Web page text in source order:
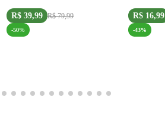
R$ 39,99 R$ 79,99
-50%
R$ 16,99
-43%